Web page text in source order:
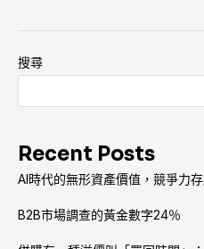
力：
商
業
略
是
麼
搜尋
Recent Posts
AI時代的無形資產價值，競爭力
B2B市場調查的黃金數字24％